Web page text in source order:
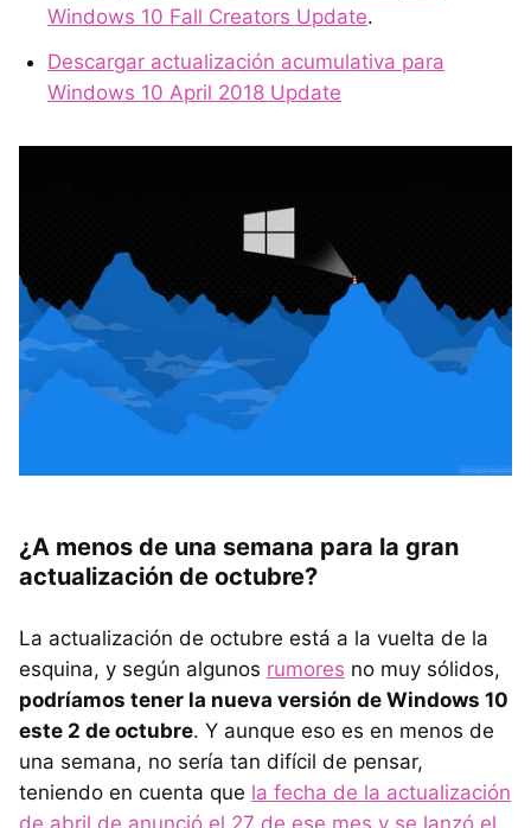
Windows 10 Fall Creators Update.
Descargar actualización acumulativa para
Windows 10 April 2018 Update
¿A menos de una semana para la gran
actualización de octubre?
La actualización de octubre está a la vuelta de la
esquina, y según algunos rumores no muy sólidos,
podríamos tener la nueva versión de Windows 10
este 2 de octubre. Y aunque eso es en menos de
una semana, no sería tan difícil de pensar,
teniendo en cuenta que la fecha de la actualización
de abril de anunció el 27 de ese mes y se lanzó el